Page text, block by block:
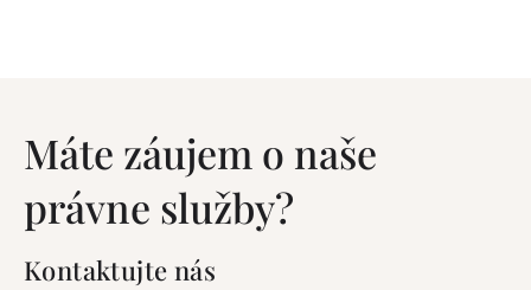
Máte záujem o naše
právne služby?
Kontaktujte nás